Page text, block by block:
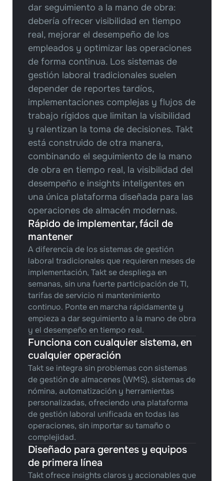
dar seguimiento a la mano de obra:
debería ofrecer visibilidad en tiempo
real, mejorar el desempeño de los
empleados y optimizar las operaciones
de forma continua. Los sistemas de
gestión laboral tradicionales suelen
depender de reportes tardíos,
implementaciones complejas y flujos de
trabajo rígidos que limitan la visibilidad
y ralentizan la toma de decisiones. Takt
está construido de otra manera,
combinando el seguimiento de la mano
de obra en tiempo real, la visibilidad del
desempeño e insights inteligentes en
una única plataforma diseñada para las
operaciones de almacén modernas.
Rápido de implementar, fácil de
mantener
A diferencia de los sistemas de gestión
laboral tradicionales que requieren meses de
implementación, Takt se despliega en
semanas, sin una fuerte participación de TI,
tarifas de servicio ni mantenimiento
continuo. Ponte en marcha rápidamente y
empieza a dar seguimiento a la mano de obra
y el desempeño en tiempo real.
Funciona con cualquier sistema, en
cualquier operación
Takt se integra sin problemas con sistemas
de gestión de almacenes (WMS), sistemas de
nómina, automatización y herramientas
personalizadas, ofreciendo una plataforma
de gestión laboral unificada en todas las
operaciones, sin importar su tamaño o
complejidad.
Diseñado para gerentes y equipos
de primera línea
Takt ofrece insights claros y accionables que